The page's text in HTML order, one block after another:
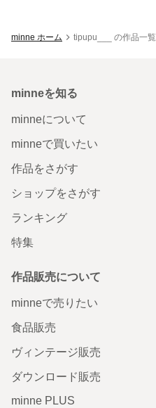
minne ホーム tipupu___ の作品一覧
minneを知る
minneについて
minneで買いたい
作品をさがす
ショップをさがす
ランキング
特集
作品販売について
minneで売りたい
食品販売
ヴィンテージ販売
ダウンロード販売
minne PLUS